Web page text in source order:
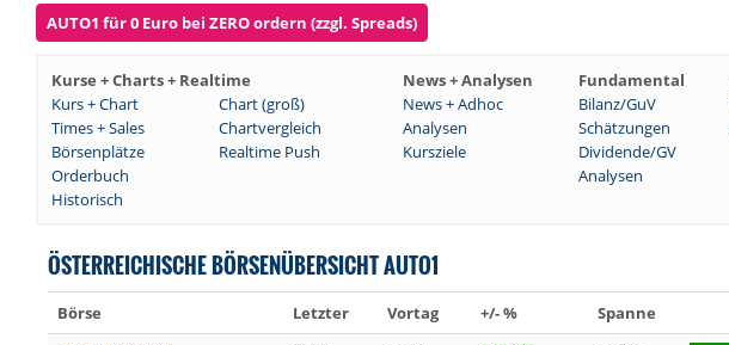
AUTO1 für 0 Euro bei ZERO ordern (zzgl. Spreads)
Kurse + Charts + Realtime News + Analysen Fundamental
Kurs + Chart
Chart (groß) News + Adhoc Bilanz/GuV
Times + Sales
Chartvergleich Analysen Schätzungen
Börsenplätze
Realtime Push Kursziele Dividende/GV
Orderbuch
Analysen
Historisch
ÖSTERREICHISCHE BÖRSENÜBERSICHT AUTO1
Börse Letzter Vortag +/- % Spanne